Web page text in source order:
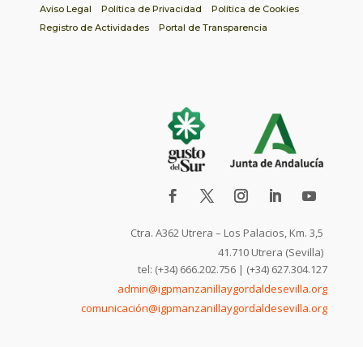
Aviso Legal Política de Privacidad
Política de Cookies
Registro de Actividades
Portal de Transparencia
Ctra. A362 Utrera – Los Palacios, Km. 3,5
41.710 Utrera (Sevilla)
tel: (+34) 666.202.756 | (+34) 627.304.127
admin@igpmanzanillaygordaldesevilla.org
comunicación@igpmanzanillaygordaldesevilla.org